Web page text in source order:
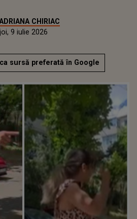
CHIRIAC
Actualizat:
joi, 9 iulie 2026
sursă preferată în Google